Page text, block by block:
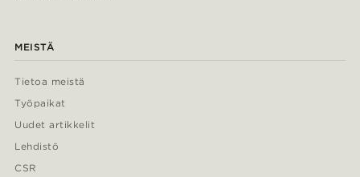
MEISTÄ
Tietoa meistä
Työpaikat
Uudet artikkelit
Lehdistö
CSR